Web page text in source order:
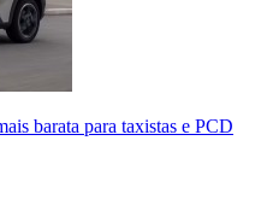
barata para taxistas e PCD